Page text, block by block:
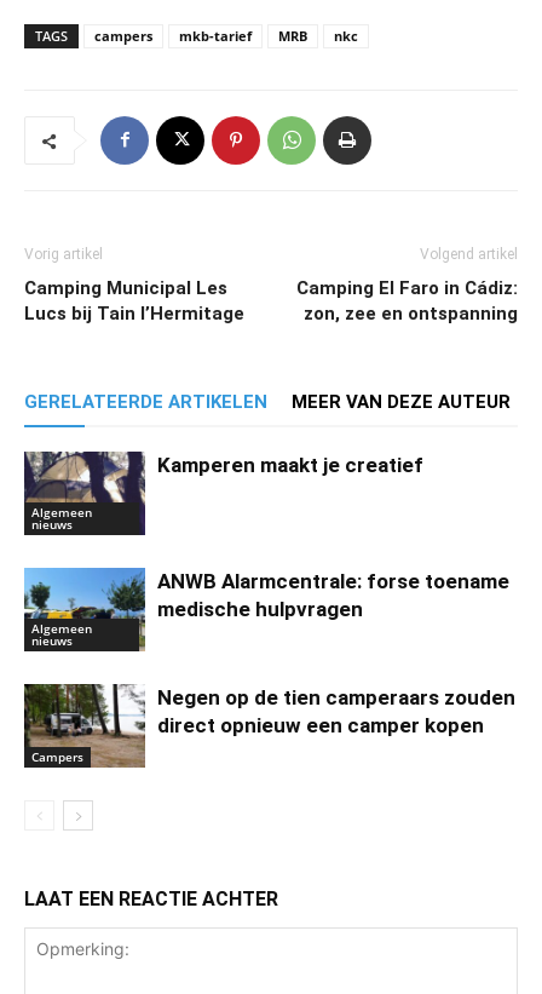
TAGS campers mkb-tarief MRB nkc
Vorig artikel
Camping Municipal Les
Lucs bij Tain l’Hermitage
Volgend artikel
Camping El Faro in Cádiz:
zon, zee en ontspanning
GERELATEERDE ARTIKELEN MEER VAN DEZE AUTEUR
Algemeen
nieuws
Kamperen maakt je creatief
Algemeen
nieuws
ANWB Alarmcentrale: forse toename
medische hulpvragen
Campers
Negen op de tien camperaars zouden
direct opnieuw een camper kopen
LAAT EEN REACTIE ACHTER